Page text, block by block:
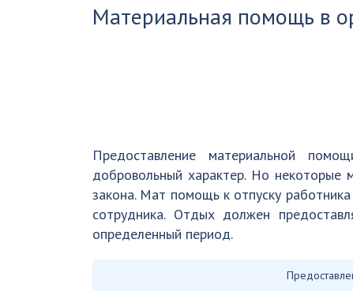
Материальная помощь в
Предоставление материальной
добровольный характер. Но
закона. Мат помощь к отпуску
сотрудника. Отдых должен
определенный период.